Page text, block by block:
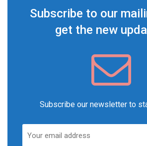
Subscribe to our
get the new
Subscribe our newsletter to